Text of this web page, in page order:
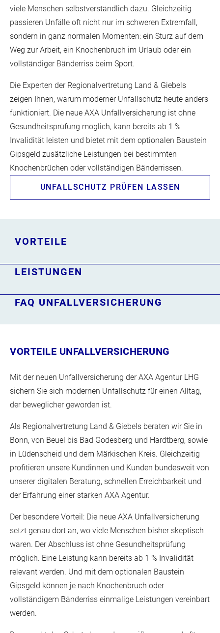
viele Menschen selbstverständlich dazu. Gleichzeitig
passieren Unfälle oft nicht nur im schweren Extremfall,
sondern in ganz normalen Momenten: ein Sturz auf dem
Weg zur Arbeit, ein Knochenbruch im Urlaub oder ein
vollständiger Bänderriss beim Sport.
Die Experten der Regionalvertretung Land & Giebels
zeigen Ihnen, warum moderner Unfallschutz heute anders
funktioniert. Die neue AXA Unfallversicherung ist ohne
Gesundheitsprüfung möglich, kann bereits ab 1 %
Invalidität leisten und bietet mit dem optionalen Baustein
Gipsgeld zusätzliche Leistungen bei bestimmten
Knochenbrüchen oder vollständigen Bänderrissen.
UNFALLSCHUTZ PRÜFEN LASSEN
VORTEILE
LEISTUNGEN
FAQ UNFALLVERSICHERUNG
VORTEILE UNFALLVERSICHERUNG
Mit der neuen Unfallversicherung der AXA Agentur LHG
sichern Sie sich modernen Unfallschutz für einen Alltag,
der beweglicher geworden ist.
Als Regionalvertretung Land & Giebels beraten wir Sie in
Bonn, von Beuel bis Bad Godesberg und Hardtberg, sowie
in Lüdenscheid und dem Märkischen Kreis. Gleichzeitig
profitieren unsere Kundinnen und Kunden bundesweit von
unserer digitalen Beratung, schnellen Erreichbarkeit und
der Erfahrung einer starken AXA Agentur.
Der besondere Vorteil: Die neue AXA Unfallversicherung
setzt genau dort an, wo viele Menschen bisher skeptisch
waren. Der Abschluss ist ohne Gesundheitsprüfung
möglich. Eine Leistung kann bereits ab 1 % Invalidität
relevant werden. Und mit dem optionalen Baustein
Gipsgeld können je nach Knochenbruch oder
vollständigem Bänderriss einmalige Leistungen vereinbart
werden.